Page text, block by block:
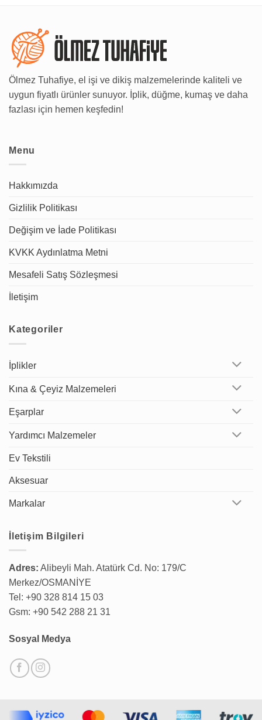
Ölmez Tuhafiye, el işi ve dikiş malzemelerinde kaliteli ve
uygun fiyatlı ürünler sunuyor. İplik, düğme, kumaş ve daha
fazlası için hemen keşfedin!
Menu
Hakkımızda
Gizlilik Politikası
Değişim ve İade Politikası
KVKK Aydınlatma Metni
Mesafeli Satış Sözleşmesi
İletişim
Kategoriler
İplikler
Kına & Çeyiz Malzemeleri
Eşarplar
Yardımcı Malzemeler
Ev Tekstili
Aksesuar
Markalar
İletişim Bilgileri
Adres: Alibeyli Mah. Atatürk Cd. No: 179/C
Merkez/OSMANİYE
Tel: +90 328 814 15 03
Gsm: +90 542 288 21 31
Sosyal Medya